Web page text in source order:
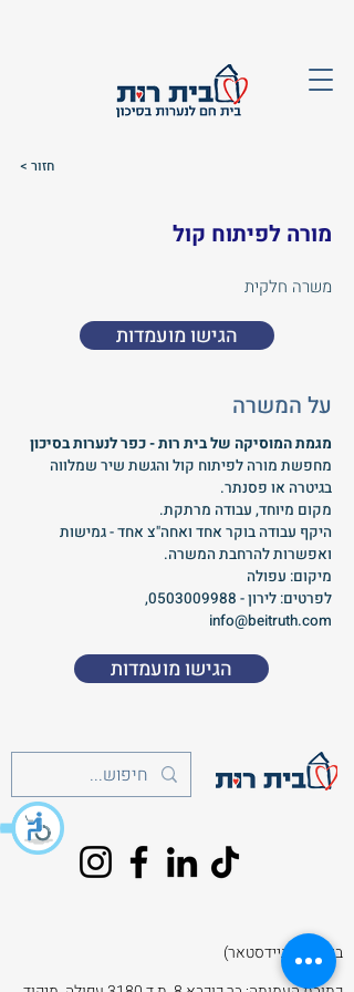
< חזור
מורה לפיתוח קול
משרה חלקית
הגישו מועמדות
על המשרה
מגמת המוסיקה של בית רות - כפר לנערות בסיכון
מחפשת מורה לפיתוח קול והגשת שיר שמלווה
בגיטרה או פסנתר.
מקום מיוחד, עבודה מרתקת.
היקף עבודה בוקר אחד ואחה"צ אחד - גמישות
ואפשרות להרחבת המשרה.
מיקום: עפולה
לפרטים: לירון - 0503009988
,
info@beitruth.com
הגישו מועמדות
בית רות (גיידסטאר)